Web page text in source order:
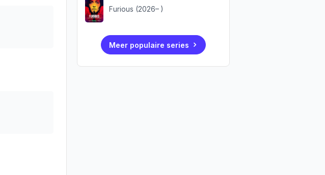
Furious (2026– )
Meer populaire series